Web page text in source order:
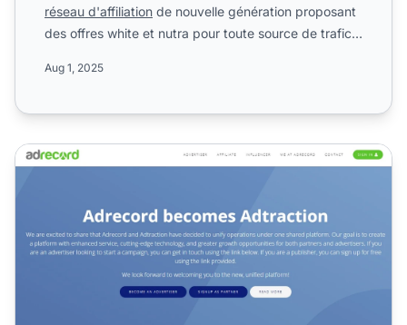
réseau d'affiliation de nouvelle génération proposant
des offres white et nutra pour toute source de trafic
Aug 1, 2025
Programme d'affiliation Adrecord